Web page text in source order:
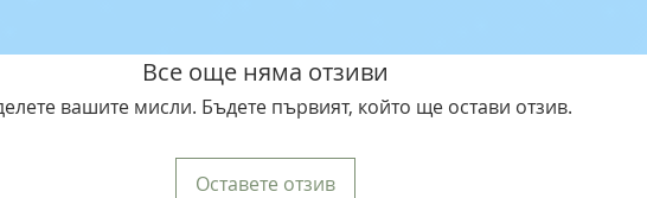
Все още няма отзиви
вашите мисли. Бъдете първият, който ще остави отзив.
Оставете отзив